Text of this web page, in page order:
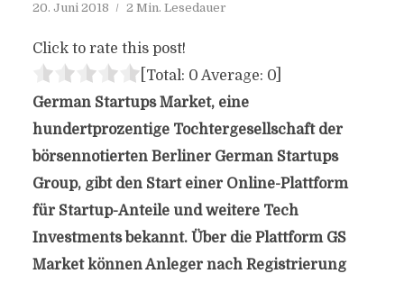
20. Juni 2018 2 Min. Lesedauer
Click to rate this post!
[Total: 0 Average: 0]
German Startups Market, eine
hundertprozentige Tochtergesellschaft der
börsennotierten Berliner German Startups
Group, gibt den Start einer Online-Plattform
für Startup-Anteile und weitere Tech
Investments bekannt. Über die Plattform GS
Market können Anleger nach Registrierung